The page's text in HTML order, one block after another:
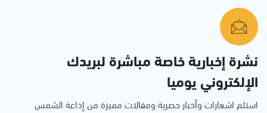
نشرة إخبارية خاصة مباشرة لبريدك
الإلكتروني يوميا
استلم اشعارات وأخبار حصرية ومقالات مميزة من إذاعة الشمس